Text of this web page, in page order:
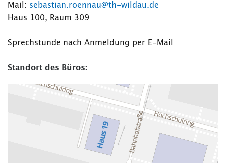
Mail: sebastian.roennau@th-wildau.de
Haus 100, Raum 309
Sprechstunde nach Anmeldung per E-Mail
Standort des Büros: